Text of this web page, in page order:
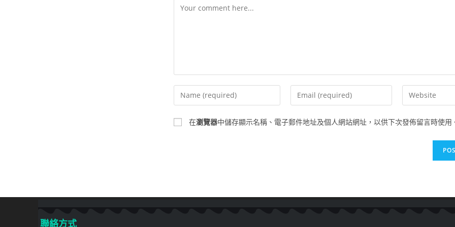
在瀏覽器中儲存顯示名稱、電子郵件地址及個人網站網址，以供下次發佈留言時使用
聯絡方式